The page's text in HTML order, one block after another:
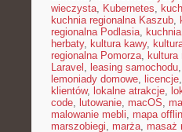
wieczysta, Kubernetes,
kuchnia regionalna Kaszub,
regionalna Podlasia,
herbaty, kultura kawy,
regionalna Pomorza, kultura
Laravel , leasing samochodu,
lemoniady domowe, licencje,
klientów, lokalne atrakcje,
code, lutowanie, macOS,
malowanie mebli, mapa
marszobiegi, marża, masaż